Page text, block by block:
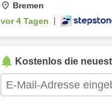
Bremen
vor 4 Tagen
Kostenlos die